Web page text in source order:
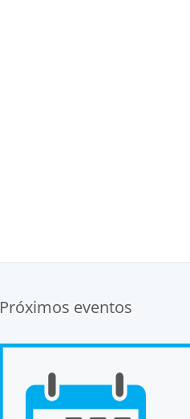
Próximos eventos